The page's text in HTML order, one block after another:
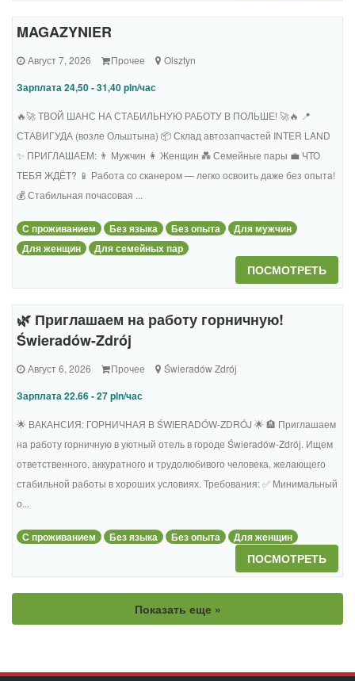
MAGAZYNIER
Август 7, 2026 Прочее Olsztyn
Зарплата 24,50 - 31,40 pln/час
🔥🚀 ТВОЙ ШАНС НА СТАБИЛЬНУЮ РАБОТУ В ПОЛЬШЕ! 🚀🔥 📍
СТАВИГУДА (возле Ольштына) 📦 Склад автозапчастей INTER LAND
✨ ПРИГЛАШАЕМ: 👨 Мужчин 👩 Женщин 💑 Семейные пары 💼 ЧТО
ТЕБЯ ЖДЁТ? 📱 Работа со сканером — легко освоить даже без опыта!
💰 Стабильная почасовая ...
С проживанием Без языка Без опыта
Для мужчин
Для женщин
Для семейных пар
ПОСМОТРЕТЬ
🌿 Приглашаем на работу горничную!
Świeradów-Zdrój
Август 6, 2026 Прочее Świeradów Zdrój
Зарплата 22.66 - 27 pln/час
🌟 ВАКАНСИЯ: ГОРНИЧНАЯ В ŚWIERADÓW-ZDRÓJ 🌟 🏨 Приглашаем
на работу горничную в уютный отель в городе Świeradów-Zdrój. Ищем
ответственного, аккуратного и трудолюбивого человека, желающего
стабильной работы в хороших условиях. Требования: ✅ Минимальный
о...
С проживанием Без языка Без опыта Для женщин
ПОСМОТРЕТЬ
Показать еще »